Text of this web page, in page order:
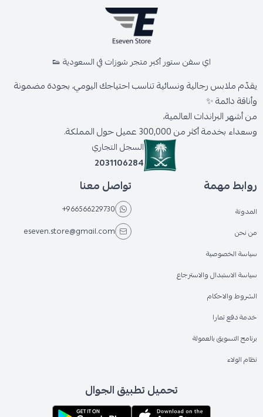
اي سفن ستور أكبر متجر شوزات في السعودية 👟
يقدّم ملابس رجالية ونسائية تناسب احتياجك اليومي، بجودة مضمونة
وأناقة دائمة ✨
من أشهر البراندات العالمية،
وسعداء بخدمة أكثر من 300,000 عميل حول المملكة.
السجل التجاري
2031106284
روابط مهمة
المدونة
من نحن
سياسة الخصوصية
سياسة الاستبدال والاسترجاع
الشروط والاحكام
خدمة دفع تمارا
برنامج التسويق بالعمولة
نظام الولاء
تواصل معنا
+966566229730
eseven.store@gmail.com
تحميل تطبيق الجوال